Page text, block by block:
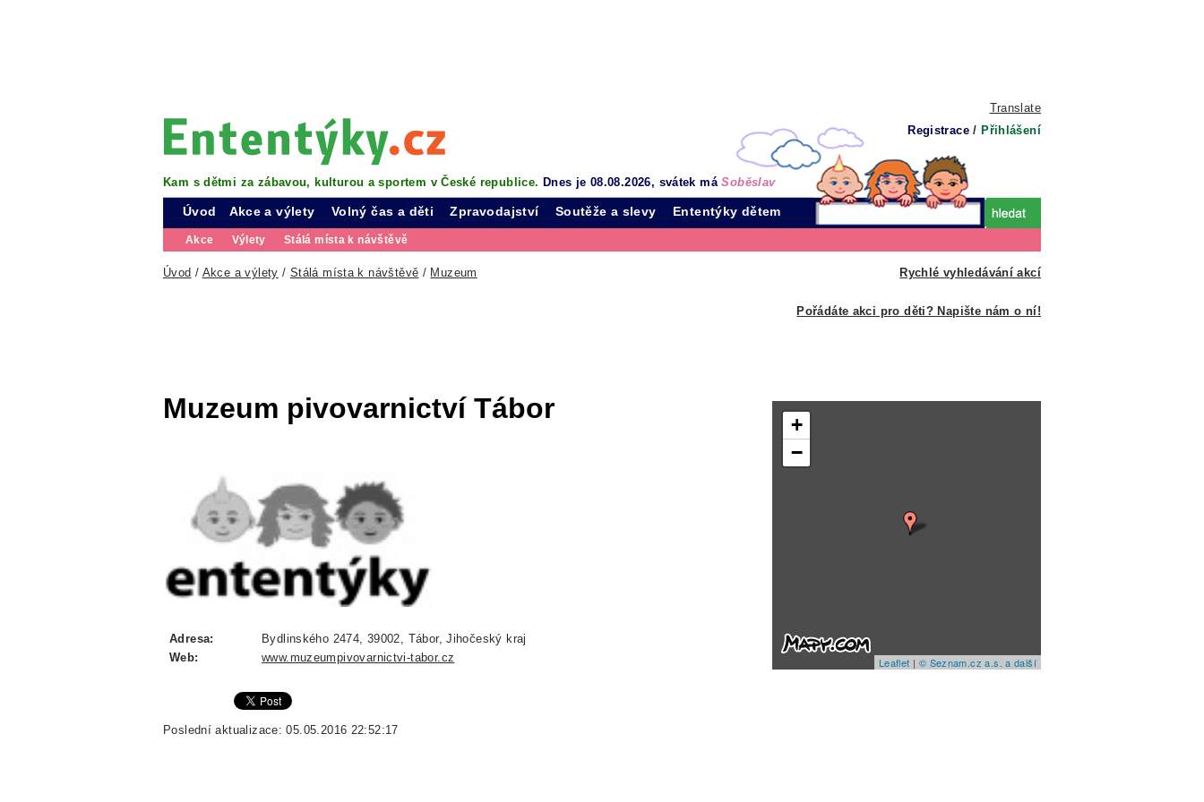
Translate
Registrace / Přihlášení
Kam s dětmi za zábavou, kulturou a sportem v České republice. Dnes je 08.08.2026, svátek máSoběslav
Úvod Akce a výlety
Akce Výlety Stálá místa k návštěvě
Volný čas a děti Zpravodajství Soutěže a slevy Ententýky dětem
Rychlé vyhledávání akcí
Úvod / Akce a výlety / Stálá místa k návštěvě / Muzeum
Pořádáte akci pro děti? Napište nám o ní!
Muzeum pivovarnictví Tábor
Adresa:
Bydlinského 2474, 39002, Tábor, Jihočeský kraj
Web:
www.muzeumpivovarnictvi-tabor.cz
Poslední aktualizace: 05.05.2016 22:52:17
+
−
Leaflet | © Seznam.cz a.s. a další